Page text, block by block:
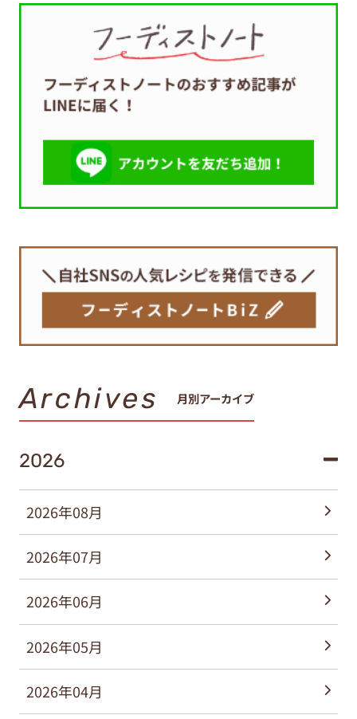
Archives 月別アーカイブ
2026
2026年08月
2026年07月
2026年06月
2026年05月
2026年04月